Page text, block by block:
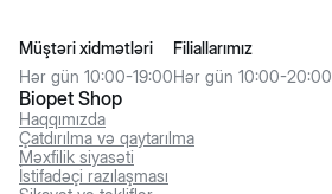
Biopet Shop
Haqqımızda
Çatdırılma və qaytarılma
Məxfilik siyasəti
İstifadəçi razılaşması
Müştəri xidmətləri
Hər gün 10:00-19:00
Filiallarımız
Hər gün 10:00-20:00